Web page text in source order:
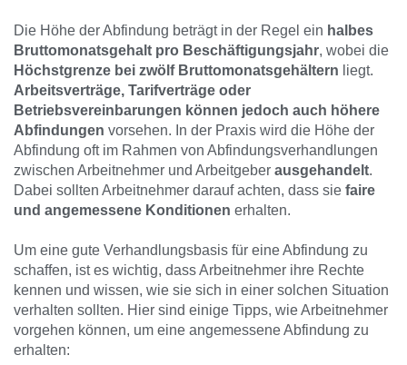
Die Höhe der Abfindung beträgt in der Regel ein halbes
Bruttomonatsgehalt pro Beschäftigungsjahr, wobei die
Höchstgrenze bei zwölf Bruttomonatsgehältern liegt.
Arbeitsverträge, Tarifverträge oder
Betriebsvereinbarungen können jedoch auch höhere
Abfindungen vorsehen. In der Praxis wird die Höhe der
Abfindung oft im Rahmen von Abfindungsverhandlungen
zwischen Arbeitnehmer und Arbeitgeber ausgehandelt.
Dabei sollten Arbeitnehmer darauf achten, dass sie faire
und angemessene Konditionen erhalten.
Um eine gute Verhandlungsbasis für eine Abfindung zu
schaffen, ist es wichtig, dass Arbeitnehmer ihre Rechte
kennen und wissen, wie sie sich in einer solchen Situation
verhalten sollten. Hier sind einige Tipps, wie Arbeitnehmer
vorgehen können, um eine angemessene Abfindung zu
erhalten: